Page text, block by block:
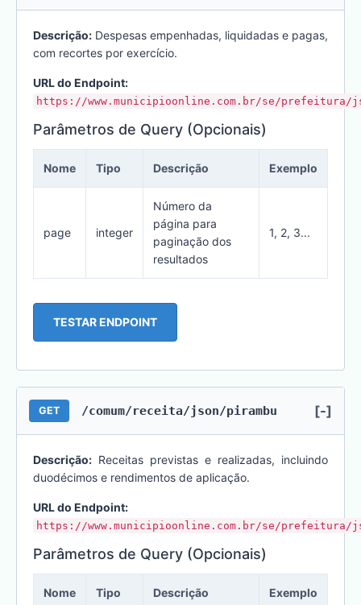
Descrição: Despesas empenhadas, liquidadas e pagas,
com recortes por exercício.
URL do Endpoint:
https://www.municipioonline.com.br/se/prefeitura/
Parâmetros de Query (Opcionais)
Nome Tipo Descrição Exemplo
page integer
Número da
página para
paginação dos
resultados
1, 2, 3...
TESTAR ENDPOINT
GET /comum/receita/json/pirambu [-]
Descrição: Receitas previstas e realizadas, incluindo
duodécimos e rendimentos de aplicação.
URL do Endpoint:
https://www.municipioonline.com.br/se/prefeitura/
Parâmetros de Query (Opcionais)
Nome Tipo Descrição Exemplo